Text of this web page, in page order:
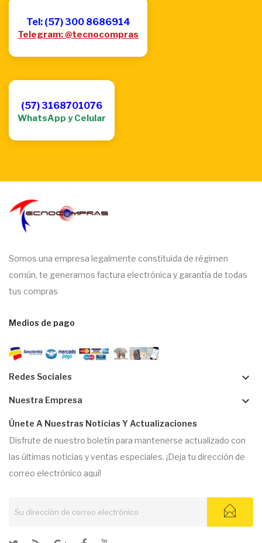
Tel: (57) 300 8686914
Telegram: @tecnocompras
(57) 3168701076
WhatsApp y Celular
Somos una empresa legalmente constituida de régimen
común, te generamos factura electrónica y garantía de todas
tus compras
Medios de pago
Redes Sociales keyboard_arrow_down
Nuestra Empresa keyboard_arrow_down
Únete A Nuestras Noticias Y Actualizaciones
Disfrute de nuestro boletín para mantenerse actualizado con
las últimas noticias y ventas especiales. ¡Deja tu dirección de
correo electrónico aquí!